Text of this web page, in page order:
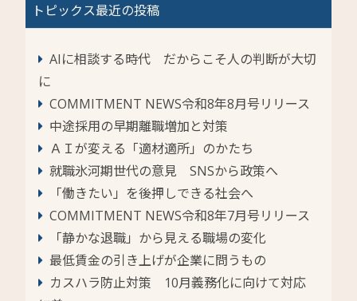
トピックス最近の投稿
AIに相談する時代 だからこそ人の判断が大切
に
COMMITMENT NEWS令和8年8月号リリース
中途採用の早期離職増加と対策
ＡＩが変える「適材適所」のかたち
就職氷河期世代の意見 SNSから政策へ
「働きたい」を後押しできる社会へ
COMMITMENT NEWS令和8年7月号リリース
「静かな退職」から見える職場の変化
最低賃金の引き上げが企業に問うもの
カスハラ防止対策 10月義務化に向けて対応